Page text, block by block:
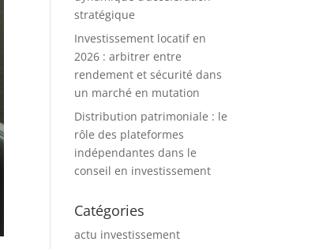
stratégique
Investissement locatif en
2026 : arbitrer entre
rendement et sécurité dans
un marché en mutation
Distribution patrimoniale : le
rôle des plateformes
indépendantes dans le
conseil en investissement
Catégories
actu investissement